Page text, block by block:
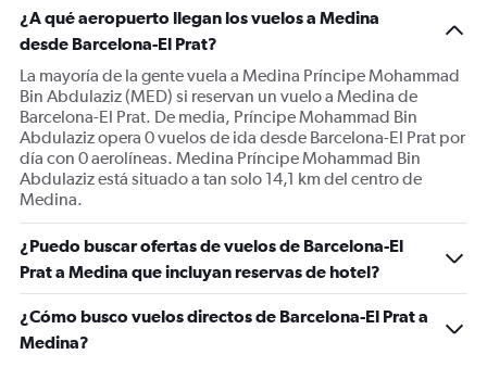
¿A qué aeropuerto llegan los vuelos a Medina
desde Barcelona-El Prat?
La mayoría de la gente vuela a Medina Príncipe Mohammad
Bin Abdulaziz (MED) si reservan un vuelo a Medina de
Barcelona-El Prat. De media, Príncipe Mohammad Bin
Abdulaziz opera 0 vuelos de ida desde Barcelona-El Prat por
día con 0 aerolíneas. Medina Príncipe Mohammad Bin
Abdulaziz está situado a tan solo 14,1 km del centro de
Medina.
¿Puedo buscar ofertas de vuelos de Barcelona-El
Prat a Medina que incluyan reservas de hotel?
¿Cómo busco vuelos directos de Barcelona-El Prat a
Medina?